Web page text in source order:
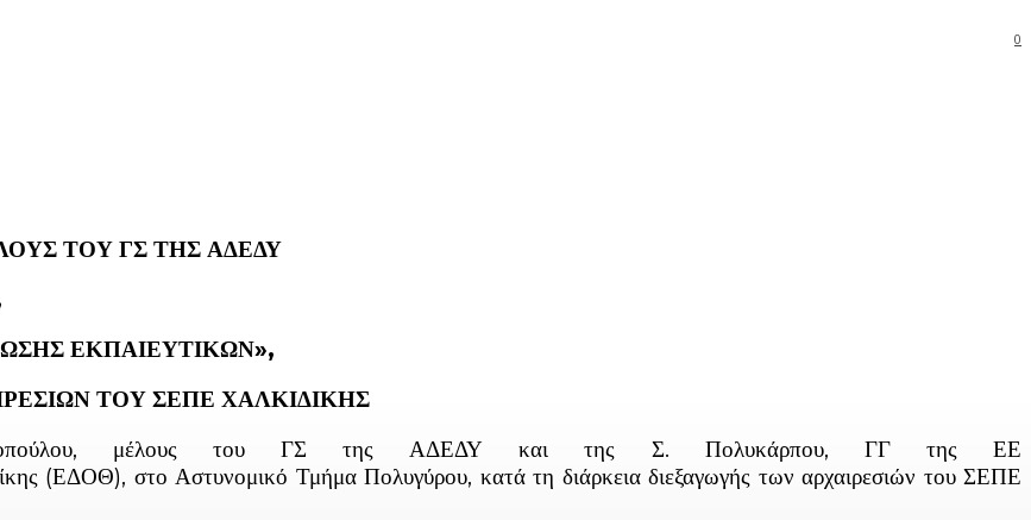
0
ΤΟΥ ΓΣ ΤΗΣ ΑΔΕΔΥ
ΕΚΠΑΙΕΥΤΙΚΩΝ»,
ΤΟΥ ΣΕΠΕ ΧΑΛΚΙΔΙΚΗΣ
μέλους του ΓΣ της ΑΔΕΔΥ και της Σ. Πολυκάρπου, ΓΓ της ΕΕ
(ΕΔΟΘ), στο Αστυνομικό Τμήμα Πολυγύρου, κατά τη διάρκεια διεξαγωγής των αρχαιρεσιών του ΣΕΠΕ